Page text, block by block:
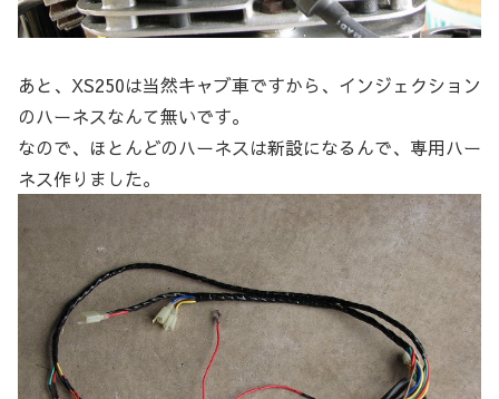
あと、XS250は当然キャブ車ですから、インジェクション
のハーネスなんて無いです。
なので、ほとんどのハーネスは新設になるんで、専用ハー
ネス作りました。